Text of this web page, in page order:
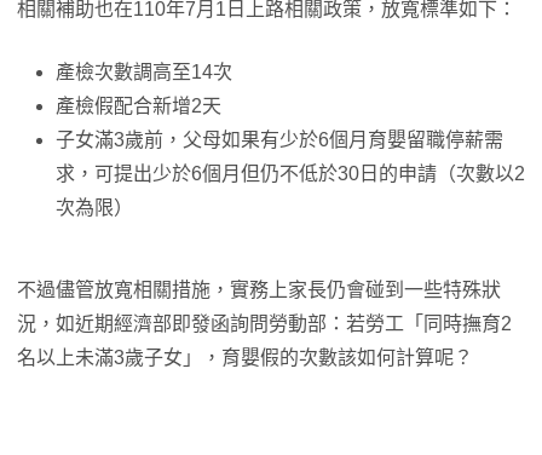
相關補助也在110年7月1日上路相關政策，放寬標準如下：
產檢次數調高至14次
產檢假配合新增2天
子女滿3歲前，父母如果有少於6個月育嬰留職停薪需
求，可提出少於6個月但仍不低於30日的申請（次數以2
次為限）
不過儘管放寬相關措施，實務上家長仍會碰到一些特殊狀
況，如近期經濟部即發函詢問勞動部：若勞工「同時撫育2
名以上未滿3歲子女」，育嬰假的次數該如何計算呢？